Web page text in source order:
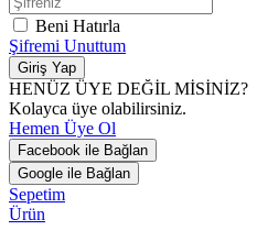
Beni Hatırla
Şifremi Unuttum
Giriş Yap
HENÜZ ÜYE DEĞİL MİSİNİZ?
Kolayca üye olabilirsiniz.
Hemen Üye Ol
Facebook ile Bağlan
Google ile Bağlan
Sepetim
Ürün